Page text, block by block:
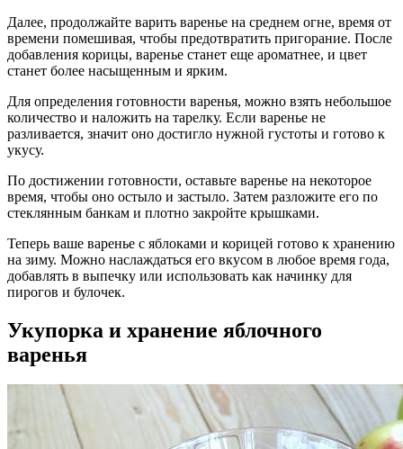
Далее, продолжайте варить варенье на среднем огне, время от
времени помешивая, чтобы предотвратить пригорание. После
добавления корицы, варенье станет еще ароматнее, и цвет
станет более насыщенным и ярким.
Для определения готовности варенья, можно взять небольшое
количество и наложить на тарелку. Если варенье не
разливается, значит оно достигло нужной густоты и готово к
укусу.
По достижении готовности, оставьте варенье на некоторое
время, чтобы оно остыло и застыло. Затем разложите его по
стеклянным банкам и плотно закройте крышками.
Теперь ваше варенье с яблоками и корицей готово к хранению
на зиму. Можно наслаждаться его вкусом в любое время года,
добавлять в выпечку или использовать как начинку для
пирогов и булочек.
Укупорка и хранение яблочного
варенья